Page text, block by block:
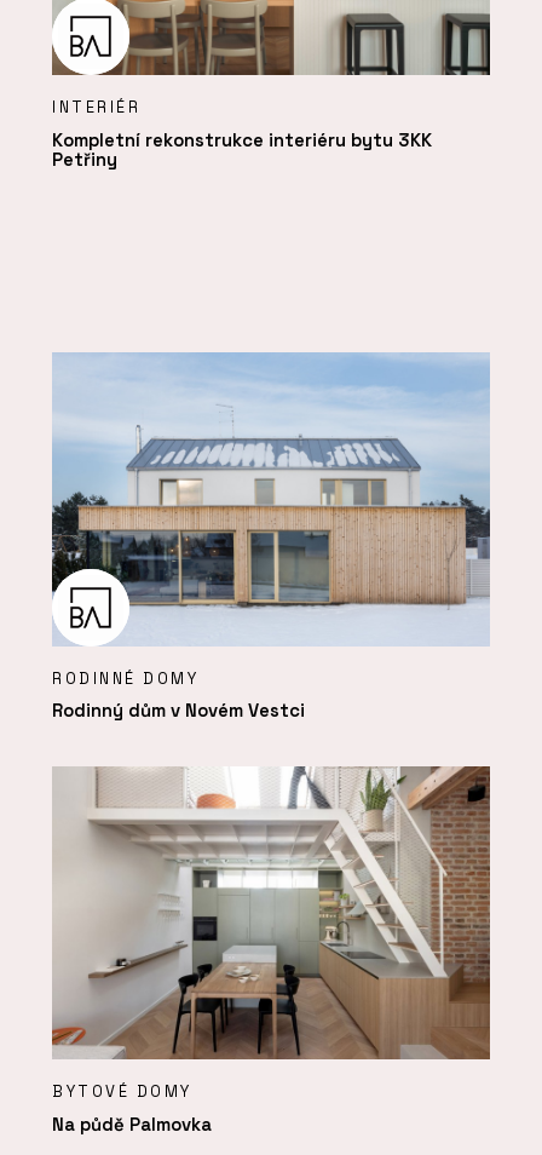
INTERIÉR
Kompletní rekonstrukce interiéru bytu 3KK
Petřiny
RODINNÉ DOMY
Rodinný dům v Novém Vestci
BYTOVÉ DOMY
Na půdě Palmovka